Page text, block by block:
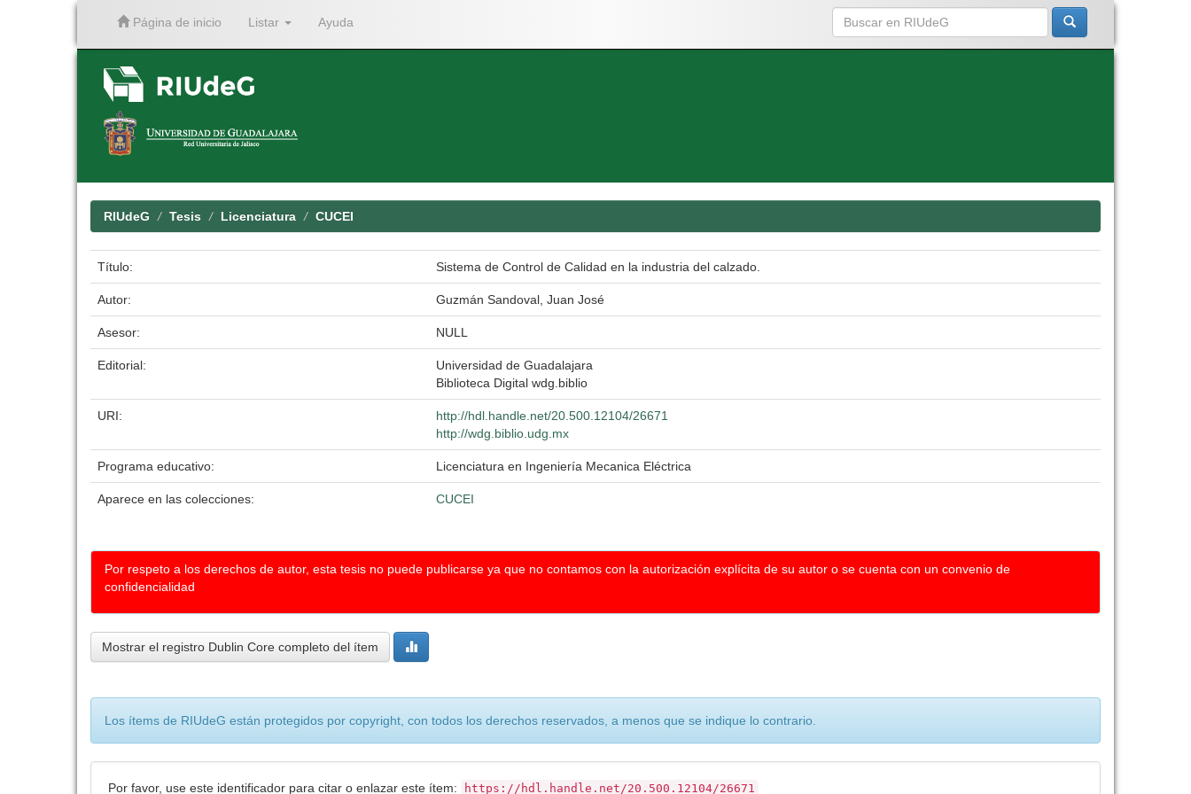
Página de inicio Listar Ayuda
RIUdeG Tesis Licenciatura CUCEI
Título: Sistema de Control de Calidad en la industria del calzado.
Autor: Guzmán Sandoval, Juan José
Asesor: NULL
Editorial:
Universidad de Guadalajara
Biblioteca Digital wdg.biblio
URI:
http://hdl.handle.net/20.500.12104/26671
http://wdg.biblio.udg.mx
Programa educativo: Licenciatura en Ingeniería Mecanica Eléctrica
Aparece en las colecciones: CUCEI
Por respeto a los derechos de autor, esta tesis no puede publicarse ya que no contamos con la autorización explícita de su autor o se cuenta con un convenio de
confidencialidad
Mostrar el registro Dublin Core completo del ítem
Los ítems de RIUdeG están protegidos por copyright, con todos los derechos reservados, a menos que se indique lo contrario.
Por favor, use este identificador para citar o enlazar este ítem: https://hdl.handle.net/20.500.12104/26671